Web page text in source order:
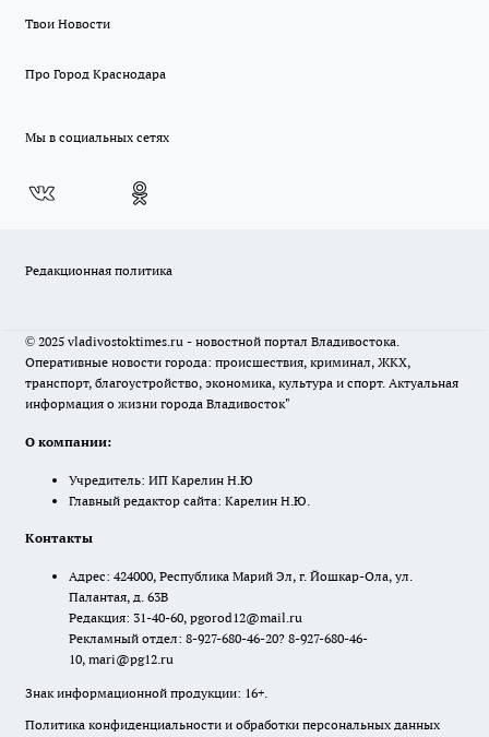
Твои Новости
Про Город Краснодара
Мы в социальных сетях
Редакционная политика
© 2025 vladivostoktimes.ru - новостной портал Владивостока.
Оперативные новости города: происшествия, криминал, ЖКХ,
транспорт, благоустройство, экономика, культура и спорт. Актуальная
информация о жизни города Владивосток"
О компании:
Учредитель: ИП Карелин Н.Ю
Главный редактор сайта: Карелин Н.Ю.
Контакты
Адрес: 424000, Республика Марий Эл, г. Йошкар-Ола, ул.
Палантая, д. 63В
Редакция: 31-40-60, pgorod12@mail.ru
Рекламный отдел: 8-927-680-46-20? 8-927-680-46-
10, mari@pg12.ru
Знак информационной продукции: 16+.
Политика конфиденциальности и обработки персональных данных